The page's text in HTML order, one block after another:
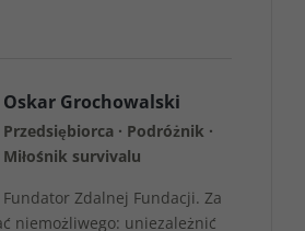
Oskar Grochowalski
Przedsiębiorca · Podróżnik ·
Miłośnik survivalu
Fundator Zdalnej Fundacji. Za
niemożliwego: uniezależnić